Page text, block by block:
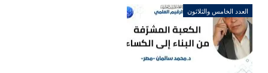
العدد الخامس والثلاثون